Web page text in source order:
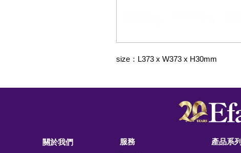
size：L373 x W373 x H30mm
關於我們 服務 產品系列